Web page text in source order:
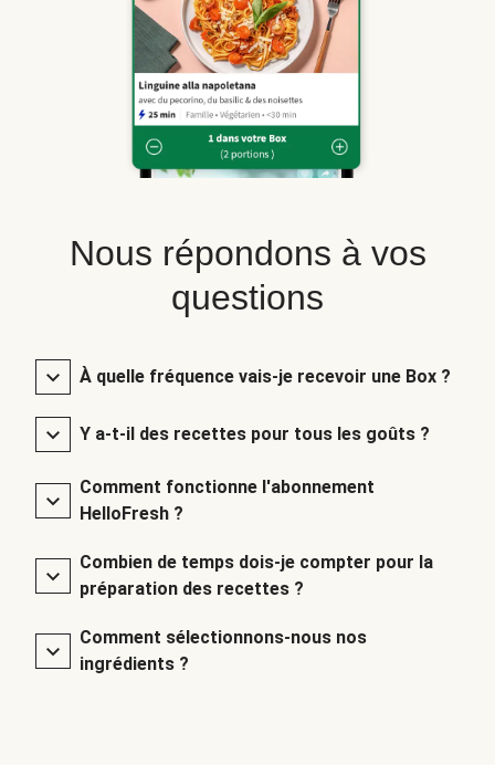
Nous répondons à vos
questions
À quelle fréquence vais-je recevoir une Box ?
Y a-t-il des recettes pour tous les goûts ?
Comment fonctionne l'abonnement
HelloFresh ?
Combien de temps dois-je compter pour la
préparation des recettes ?
Comment sélectionnons-nous nos
ingrédients ?